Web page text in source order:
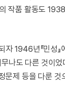
품 활동도 1938
1946년『민성』
나도 다른 것이었
문제 등을 다룬 것